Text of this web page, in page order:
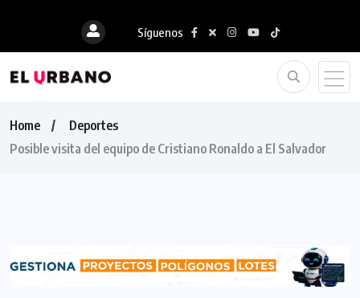
Síguenos
Home
Deportes
Posible visita del equipo de Cristiano Ronaldo a El Salvador